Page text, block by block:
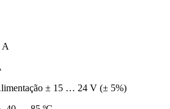
A
± 15 … 24 V (± 5%)